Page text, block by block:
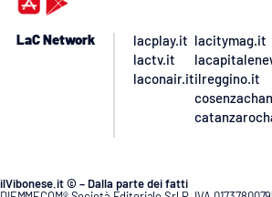
LaC Network
lacplay.it
lactv.it
laconair.it
lacitymag.it
ilreggino.it
ilVibonese.it © – Dalla parte dei fatti